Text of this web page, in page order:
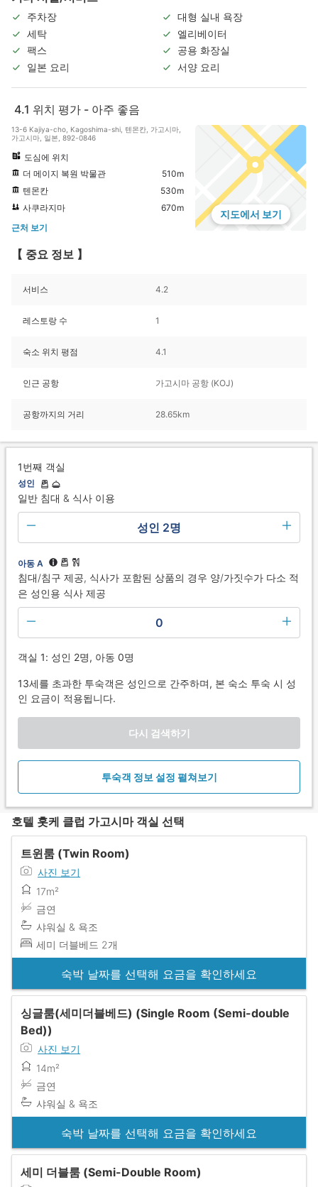
주차장
대형 실내 욕장
세탁
엘리베이터
팩스
공용 화장실
일본 요리
서양 요리
4.1 위치 평가 - 아주 좋음
13-6 Kajiya-cho, Kagoshima-shi, 텐몬칸, 가고시마,
가고시마, 일본, 892-0846
도심에 위치
더 메이지 복원 박물관
510m
텐몬칸
530m
사쿠라지마
670m
근처 보기
지도에서 보기
【 중요 정보 】
서비스 4.2
레스토랑 수 1
숙소 위치 평점 4.1
인근 공항 가고시마 공항 (KOJ)
공항까지의 거리 28.65km
1번째 객실
성인
일반 침대 & 식사 이용
성인 2명
아동 A
침대/침구 제공, 식사가 포함된 상품의 경우 양/가짓수가 다소 적
은 성인용 식사 제공
0
객실 1: 성인 2명, 아동 0명
13세를 초과한 투숙객은 성인으로 간주하며, 본 숙소 투숙 시 성
인 요금이 적용됩니다.
다시 검색하기
투숙객 정보 설정 펼쳐보기
호텔 홋케 클럽 가고시마 객실 선택
트윈룸 (Twin Room)
사진 보기
17m²
금연
샤워실 & 욕조
세미 더블베드 2개
숙박 날짜를 선택해 요금을 확인하세요
싱글룸(세미더블베드) (Single Room (Semi-double
Bed))
사진 보기
14m²
금연
샤워실 & 욕조
숙박 날짜를 선택해 요금을 확인하세요
세미 더블룸 (Semi-Double Room)